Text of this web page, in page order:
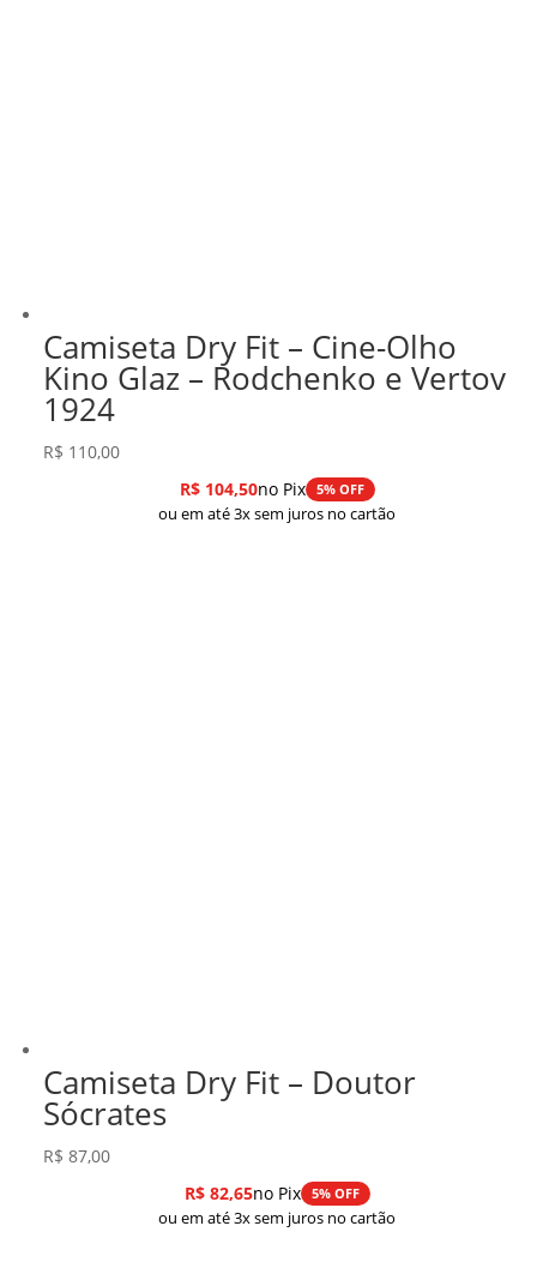
Camiseta Dry Fit – Cine-Olho
Kino Glaz – Rodchenko e Vertov
1924
R$ 110,00
R$104,50no Pix 5% OFF
ou em até 3x sem juros no cartão
Camiseta Dry Fit – Doutor
Sócrates
R$ 87,00
R$82,65no Pix 5% OFF
ou em até 3x sem juros no cartão